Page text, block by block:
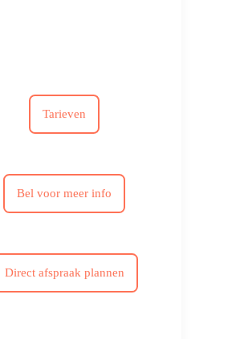
Tarieven
Bel voor meer info
Direct afspraak plannen